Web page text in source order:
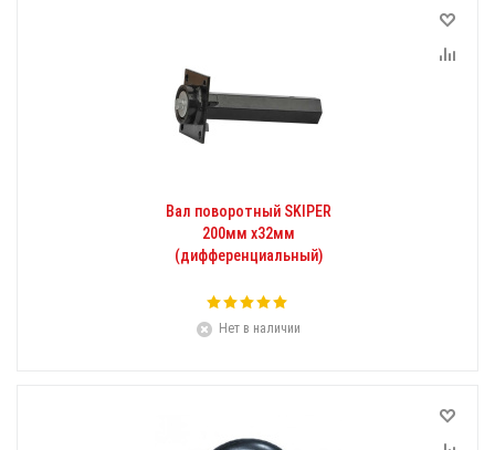
Вал поворотный SKIPER
200мм х32мм
(дифференциальный)
Нет в наличии